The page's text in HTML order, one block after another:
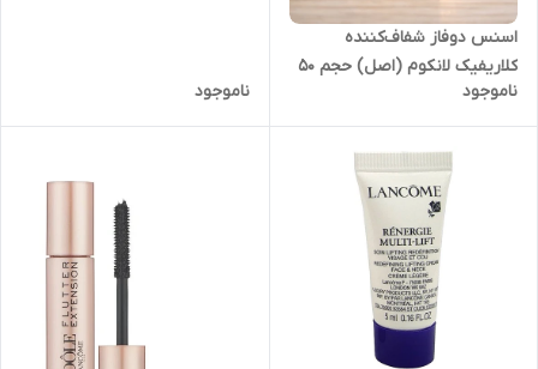
اسنس دوفاز شفاف‌کننده
کلاریفیک لانکوم (اصل) حجم ۵۰
میل
ناموجود ناموجود